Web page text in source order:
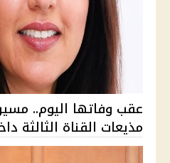
عقب وفاتها اليوم..
مذيعات القناة الثالثة